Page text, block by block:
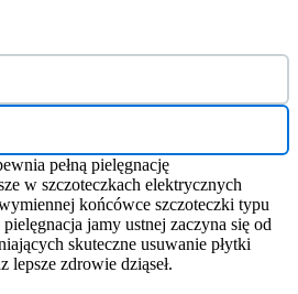
pełną pielęgnację
w szczoteczkach elektrycznych
końcówce szczoteczki typu
jamy ustnej zaczyna się od
skuteczne usuwanie płytki
lepsze zdrowie dziąseł.